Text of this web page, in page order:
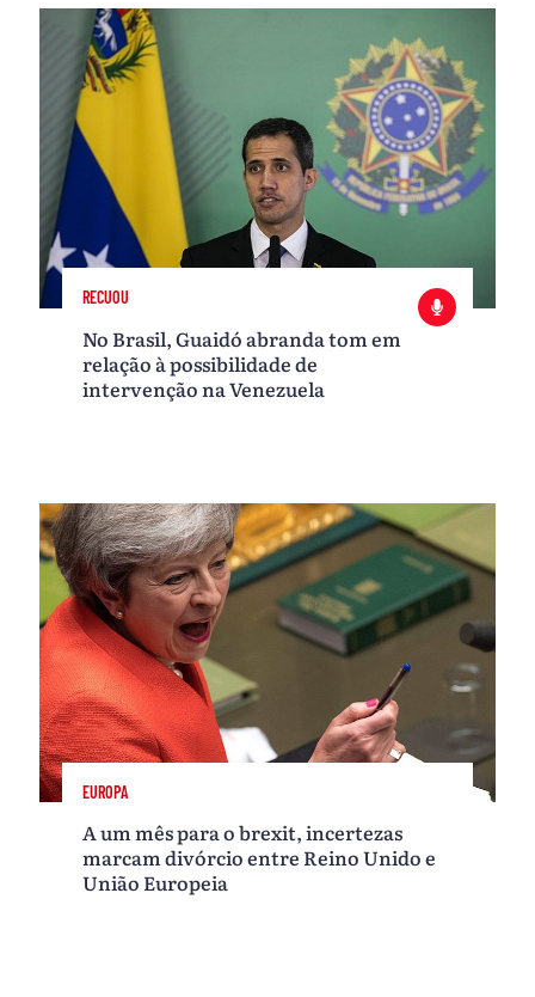
RECUOU
No Brasil, Guaidó abranda tom em
relação à possibilidade de
intervenção na Venezuela
EUROPA
A um mês para o brexit, incertezas
marcam divórcio entre Reino Unido e
União Europeia